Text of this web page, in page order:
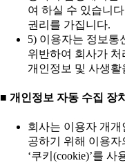
여 하실 수 있습니
권리를 가집니다.
5) 이용자는 정보통
위반하여 회사가 처
개인정보 및 사생
■ 개인정보 자동 수집 장
회사는 이용자 개개
공하기 위해 이용
‘쿠키(cookie)’를 사